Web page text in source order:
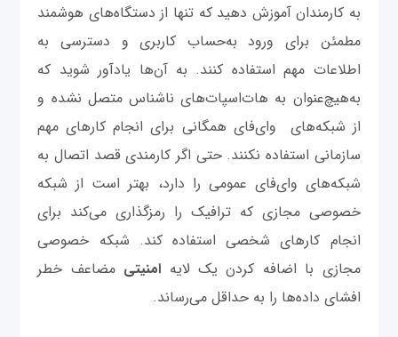
به کارمندان آموزش دهید که تنها از دستگاه‌های هوشمند
مطمئن برای ورود به‌حساب کاربری و دسترسی به
اطلاعات مهم استفاده کنند. به آن‌ها یادآور شوید که
به‌هیچ‌عنوان به هات‌اسپات‌های ناشناس متصل نشده و
از شبکه‌های وای‌فای همگانی برای انجام کارهای مهم
سازمانی استفاده نکنند. حتی اگر کارمندی قصد اتصال به
شبکه‌های وای‌فای عمومی را دارد، بهتر است از شبکه
خصوصی مجازی که ترافیک را رمزگذاری می‌کند برای
انجام کارهای شخصی استفاده کند. شبکه خصوصی
مجازی با اضافه کردن یک لایه امنیتی مضاعف خطر
افشای داده‌ها را به حداقل می‌رساند.